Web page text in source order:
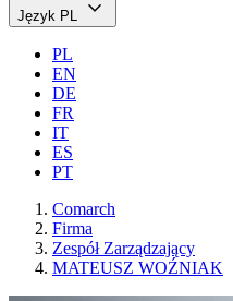
Język PL
PL
EN
DE
FR
IT
ES
PT
Comarch
Firma
Zespół Zarządzający
MATEUSZ WOŹNIAK